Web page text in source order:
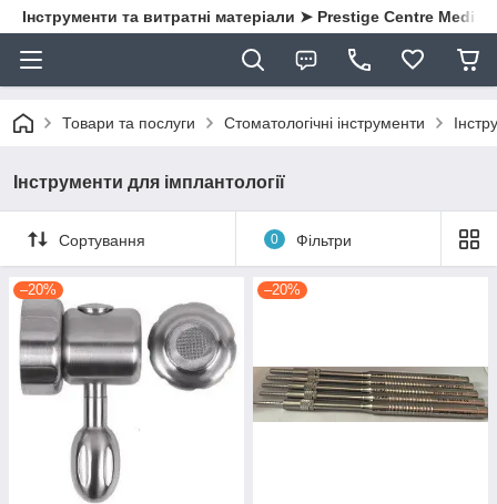
Інструменти та витратні матеріали ➤ Prestige Centre Medical
Товари та послуги Стоматологічні інструменти
Інструменти для імплантології
Сортування 0 Фільтри
–20% –20%